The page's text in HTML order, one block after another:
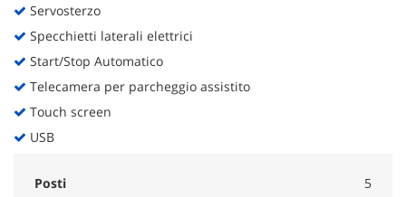
Servosterzo
Specchietti laterali elettrici
Start/Stop Automatico
Telecamera per parcheggio assistito
Touch screen
USB
Posti
5